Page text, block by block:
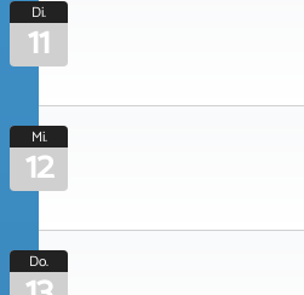
Di.
11
Mi.
12
Do.